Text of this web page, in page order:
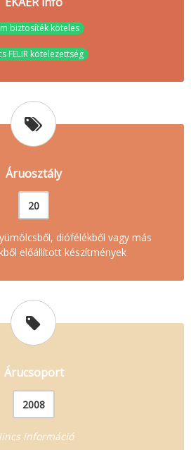
biztosíték köteles
FELIR kötelezettség
Áruosztály
20
diófélékből vagy más
előállított készítmények
Árucsoport
2008
információ